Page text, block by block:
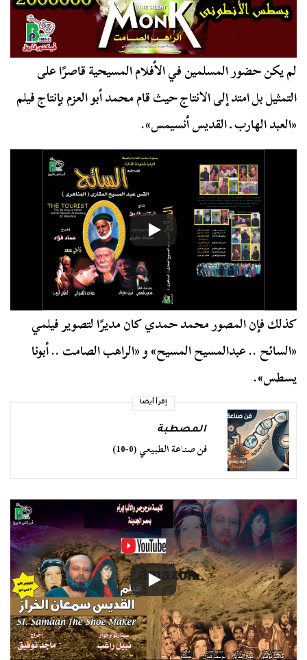
لم يكن حضور المسلمين في الأفلام المسيحية قاصرًا على
التمثيل بل امتد إلى الانتاج حيث قام محمد أبو العزم بإنتاج فيلم
«العبد الهارب ـ القديس أنسيمس».
كذلك فإن المصور محمد حمدي كان مديرًا لتصوير فيلمي
«السائح .. عبدالمسيح المسيح» و «الراهب الصامت .. أبونا
يسطس».
إقرأ أيضا
المصطبة
فن صناعة الطبيعي (0-10)